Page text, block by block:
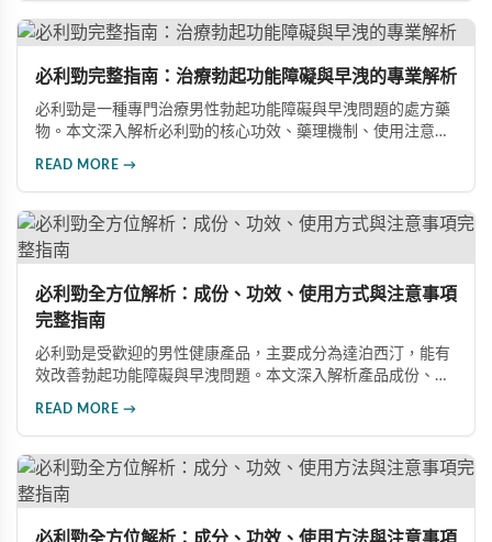
必利勁完整指南：治療勃起功能障礙與早洩的專業解析
必利勁是一種專門治療男性勃起功能障礙與早洩問題的處方藥
物。本文深入解析必利勁的核心功效、藥理機制、使用注意事
READ MORE →
必利勁全方位解析：成份、功效、使用方式與注意事項
完整指南
必利勁是受歡迎的男性健康產品，主要成分為達泊西汀，能有
效改善勃起功能障礙與早洩問題。本文深入解析產品成份、功
READ MORE →